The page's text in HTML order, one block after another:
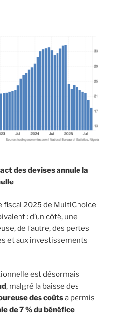
des devises annule la
fiscal 2025 de MultiChoice
: d’un côté, une
de l’autre, des pertes
et aux investissements
est désormais
, malgré la baisse des
des coûtsa permis
de 7 % du bénéfice